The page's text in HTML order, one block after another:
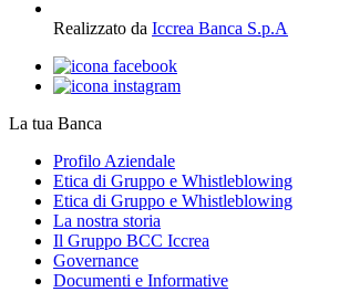
Realizzato da Iccrea Banca S.p.A
La tua Banca
Profilo Aziendale
Etica di Gruppo e Whistleblowing
Etica di Gruppo e Whistleblowing
La nostra storia
Il Gruppo BCC Iccrea
Governance
Documenti e Informative